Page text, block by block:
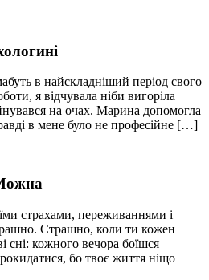
в найскладніший період свого
я відчувала ніби вигоріла
на очах. Марина допомогла
в мене було не професійне […]
страхами, переживаннями і
Страшно, коли ти кожен
сні: кожного вечора боїшся
бо твоє життя ніщо